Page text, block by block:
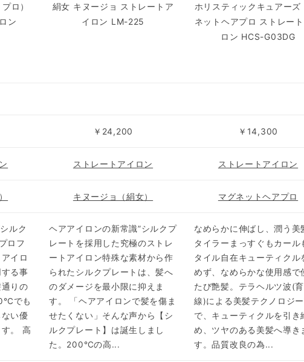
ロ）
ン
絹女 キヌージョ ストレートア
イロン LM-225
ホリスティックキュアーズ
ネットヘアプロ ストレー
ロン HCS-G03DG
￥24,200 ￥14,300
ストレートアイロン ストレートアイロン
キヌージョ（絹女） マグネットヘアプロ
ルク
ロフ
イロ
る事
りの
でも
ない優
。 高
ヘアアイロンの新常識”シルクプ
レートを採用した究極のストレ
ートアイロン特殊な素材から作
られたシルクプレートは、髪へ
のダメージを最小限に抑えま
す。 「ヘアアイロンで髪を傷ま
せたくない」そんな声から【シ
ルクプレート】は誕生しまし
た。200℃の高...
なめらかに伸ばし、潤う美
タイラーまっすぐもカール
タイル自在キューティクル
めず、なめらかな使用感で
たび艶髪。テラヘルツ波(
線)による美髪テクノロジ
で、キューティクルを引き
め、ツヤのある美髪へ導き
す。品質改良の為...